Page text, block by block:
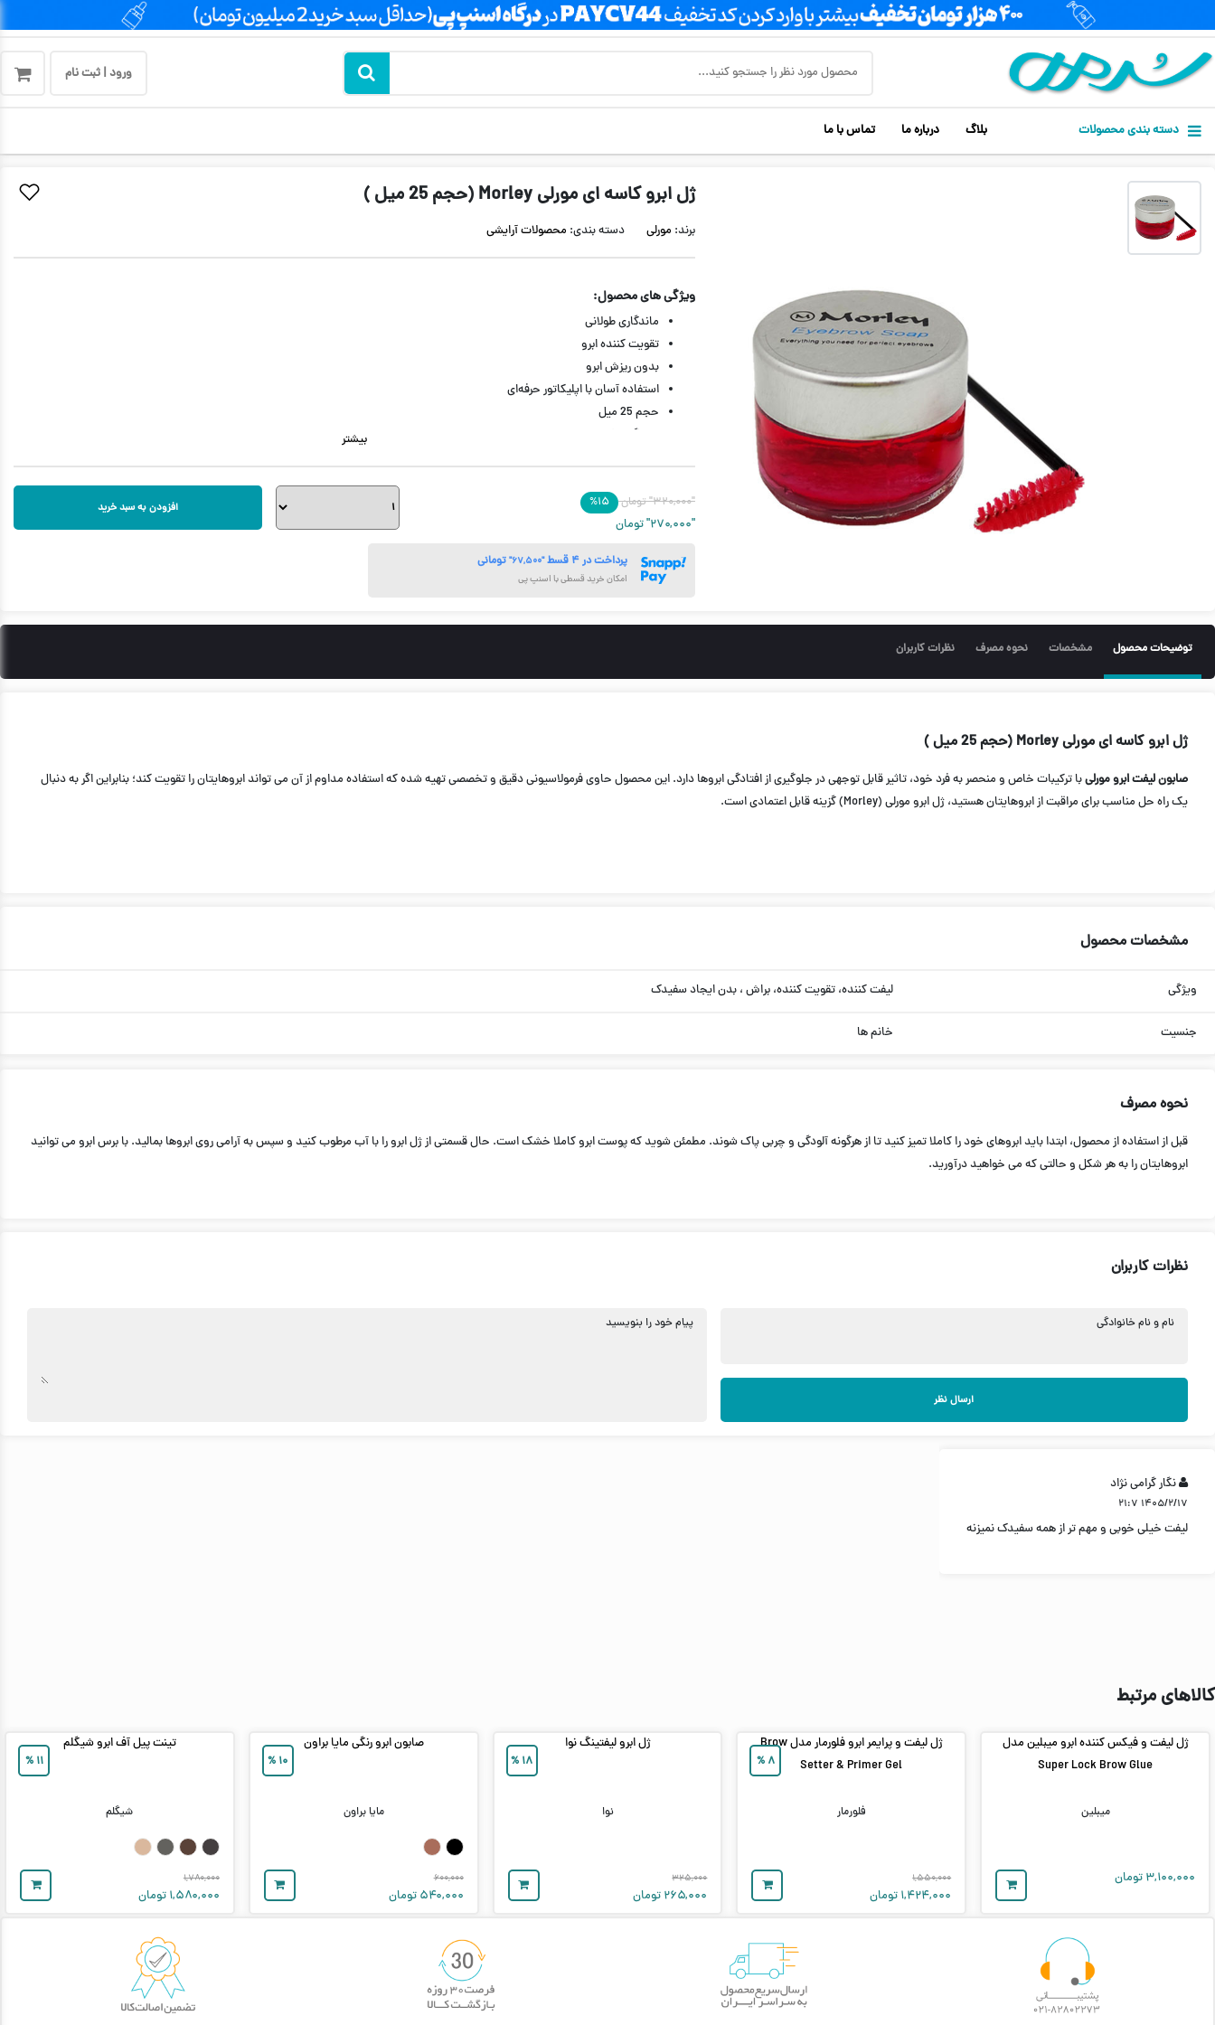
ورود | ثبت نام
دسته بندی محصولات بلاگ درباره ما تماس با ما
ژل ابرو کاسه ای مورلی Morley (حجم 25 میل )
برند: مورلی دسته بندی: محصولات آرایشی
ویژگی های محصول:
ماندگاری طولانی
تقویت کننده ابرو
بدون ریزش ابرو
استفاده آسان با اپلیکاتور حرفه‌ای
حجم 25 میل
بیشتر
"۳۲۰,۰۰۰" تومان ۱۵%
"۲۷۰,۰۰۰" تومان
افزودن به سبد خرید
پرداخت در ۴ قسط "۶۷,۵۰۰" تومانی
امکان خرید قسطی با اسنپ پی
توضیحات محصول مشخصات نحوه مصرف نظرات کاربران
ژل ابرو کاسه ای مورلی Morley (حجم 25 میل )
صابون لیفت ابرو مورلیبا ترکیبات خاص و منحصر به فرد خود، تاثیر قابل توجهی در جلوگیری از افتادگی ابروها دارد. این محصول حاوی فرمولاسیونی دقیق و تخصصی تهیه شده که استفاده مداوم از آن می تواند ابروهایتان را تقویت کند؛ بنابراین اگر به دنبال
یک راه حل مناسب برای مراقبت از ابروهایتان هستید، ژل ابرو مورلی (Morley) گزینه قابل اعتمادی است.
مشخصات محصول
ویژگی لیفت کننده، تقویت کننده، براش ، بدن ایجاد سفیدک
جنسیت خانم ها
نحوه مصرف
قبل از استفاده از محصول، ابتدا باید ابروهای خود را کاملا تمیز کنید تا از هرگونه آلودگی و چربی پاک شوند. مطمئن شوید که پوست ابرو کاملا خشک است. حال قسمتی از ژل ابرو را با آب مرطوب کنید و سپس به آرامی روی ابروها بمالید. با برس ابرو می توانید
ابروهایتان را به هر شکل و حالتی که می خواهید درآورید.
نظرات کاربران
نام و نام خانوادگی
ارسال نظر
پیام خود را بنویسید
نگار گرامی نژاد
۱۴۰۵/۲/۱۷ ۲۱:۷
لیفت خیلی خوبی و مهم تر از همه سفیدک نمیزنه
کالاهای مرتبط
ژل لیفت و فیکس‌ کننده ابرو میبلین مدل
Super Lock Brow Glue
میبلین
۳,۱۰۰,۰۰۰ تومان
۸ %
ژل لیفت و پرایمر ابرو فلورمار مدل Brow
Setter & Primer Gel
فلورمار
۱,۵۵۰,۰۰۰
۱,۴۲۴,۰۰۰ تومان
۱۸ %
ژل ابرو لیفتینگ نوا
نوا
۳۲۵,۰۰۰
۲۶۵,۰۰۰ تومان
۱۰ %
صابون ابرو رنگی مایا براون
مایا براون
۶۰۰,۰۰۰
۵۴۰,۰۰۰ تومان
۱۱ %
تینت پیل آف ابرو شیگلم
شیگلم
۱,۷۸۰,۰۰۰
۱,۵۸۰,۰۰۰ تومان